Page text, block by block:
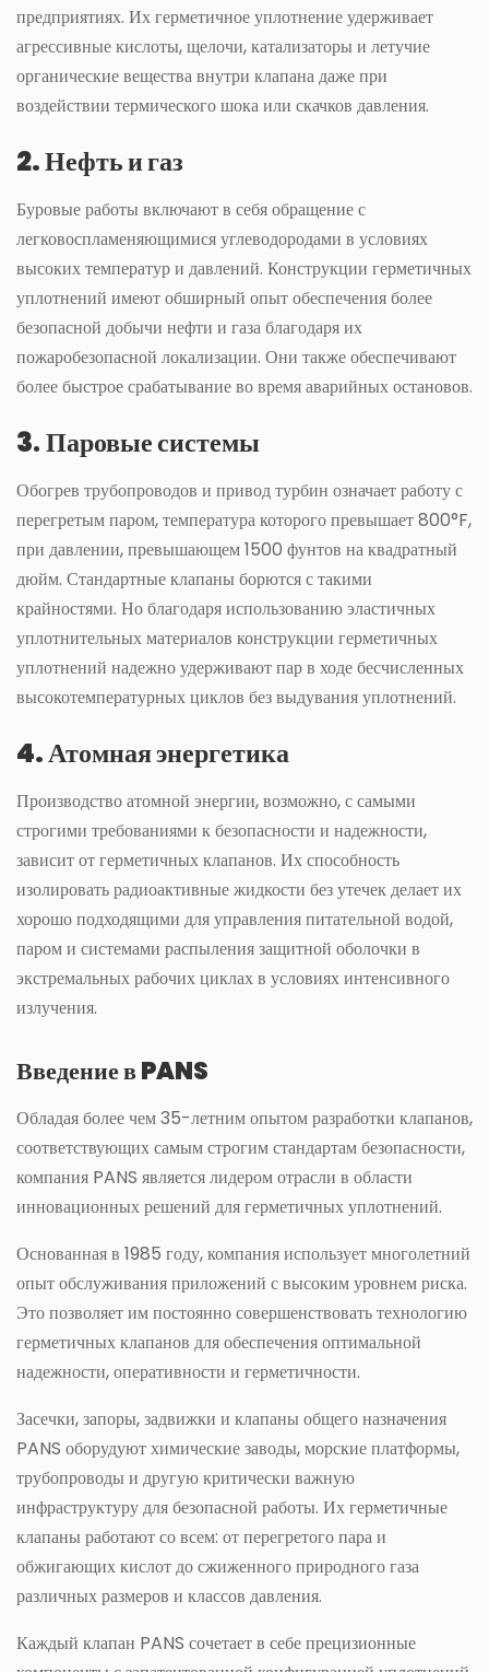
предприятиях. Их герметичное уплотнение удерживает
агрессивные кислоты, щелочи, катализаторы и летучие
органические вещества внутри клапана даже при
воздействии термического шока или скачков давления.
2. Нефть и газ
Буровые работы включают в себя обращение с
легковоспламеняющимися углеводородами в условиях
высоких температур и давлений. Конструкции герметичных
уплотнений имеют обширный опыт обеспечения более
безопасной добычи нефти и газа благодаря их
пожаробезопасной локализации. Они также обеспечивают
более быстрое срабатывание во время аварийных остановов.
3.Паровые системы
Обогрев трубопроводов и привод турбин означает работу с
перегретым паром, температура которого превышает 800°F,
при давлении, превышающем 1500 фунтов на квадратный
дюйм. Стандартные клапаны борются с такими
крайностями. Но благодаря использованию эластичных
уплотнительных материалов конструкции герметичных
уплотнений надежно удерживают пар в ходе бесчисленных
высокотемпературных циклов без выдувания уплотнений.
4. Атомная энергетика
Производство атомной энергии, возможно, с самыми
строгими требованиями к безопасности и надежности,
зависит от герметичных клапанов. Их способность
изолировать радиоактивные жидкости без утечек делает их
хорошо подходящими для управления питательной водой,
паром и системами распыления защитной оболочки в
экстремальных рабочих циклах в условиях интенсивного
излучения.
Введение в PANS
Обладая более чем 35-летним опытом разработки клапанов,
соответствующих самым строгим стандартам безопасности,
компания PANS является лидером отрасли в области
инновационных решений для герметичных уплотнений.
Основанная в 1985 году, компания использует многолетний
опыт обслуживания приложений с высоким уровнем риска.
Это позволяет им постоянно совершенствовать технологию
герметичных клапанов для обеспечения оптимальной
надежности, оперативности и герметичности.
Засечки, запоры, задвижки и клапаны общего назначения
PANS оборудуют химические заводы, морские платформы,
трубопроводы и другую критически важную
инфраструктуру для безопасной работы. Их герметичные
клапаны работают со всем: от перегретого пара и
обжигающих кислот до сжиженного природного газа
различных размеров и классов давления.
Каждый клапан PANS сочетает в себе прецизионные